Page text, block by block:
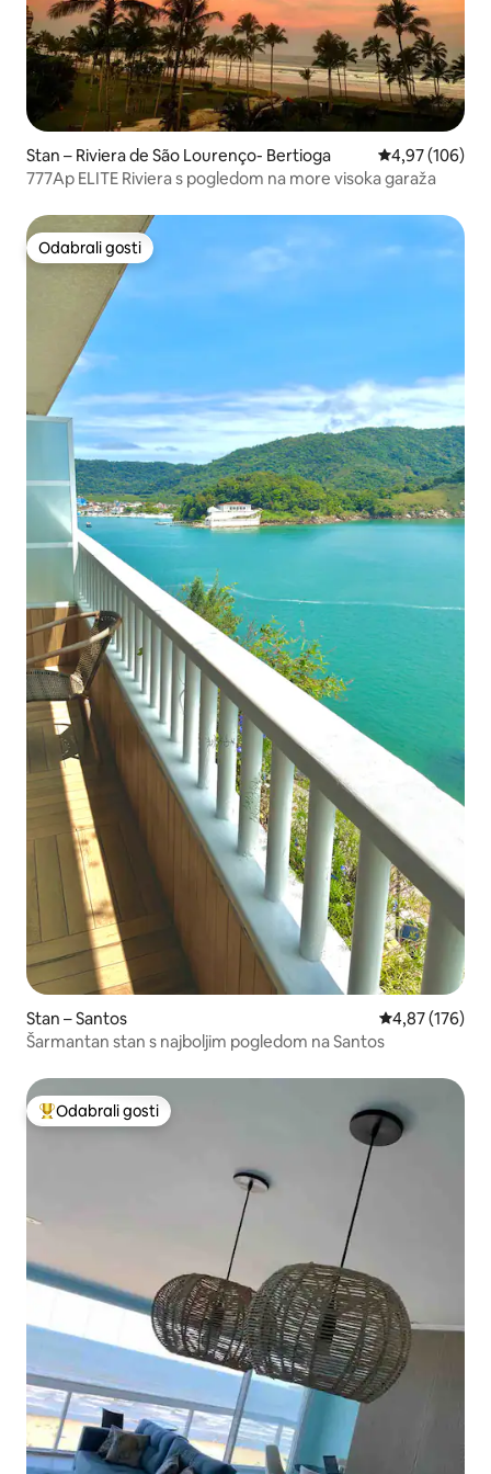
Stan – Riviera de São Lourenço- Bertioga Prosječna
4,97 (106)
777Ap ELITE Riviera s pogledom na more visoka garaža
Odabrali gosti
Odabrali gosti
Stan – Santos Prosječna
4,87 (176)
Šarmantan stan s najboljim pogledom na Santos
Među najviše rangiranima s oznakom „Odabrali gosti”
Odabrali gosti